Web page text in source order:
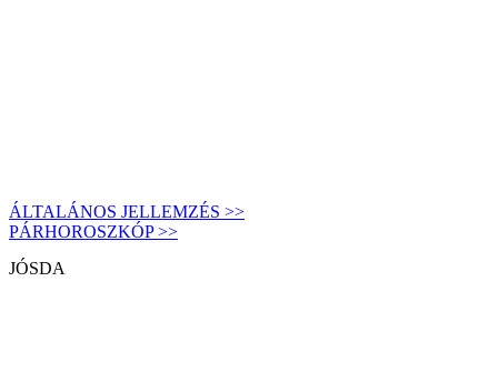
ÁLTALÁNOS JELLEMZÉS >>
PÁRHOROSZKÓP >>
JÓSDA